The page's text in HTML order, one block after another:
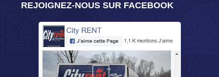
REJOIGNEZ-NOUS SUR FACEBOOK